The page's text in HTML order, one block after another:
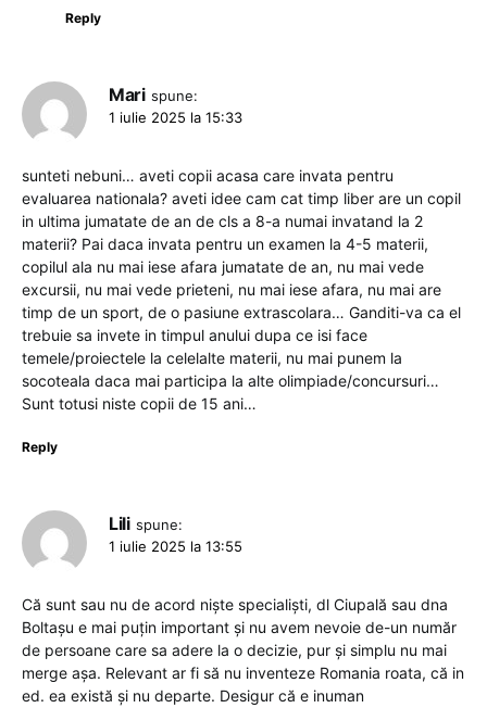
Reply
Mari spune:
1 iulie 2025 la 15:33
sunteti nebuni… aveti copii acasa care invata pentru
evaluarea nationala? aveti idee cam cat timp liber are un copil
in ultima jumatate de an de cls a 8-a numai invatand la 2
materii? Pai daca invata pentru un examen la 4-5 materii,
copilul ala nu mai iese afara jumatate de an, nu mai vede
excursii, nu mai vede prieteni, nu mai iese afara, nu mai are
timp de un sport, de o pasiune extrascolara… Ganditi-va ca el
trebuie sa invete in timpul anului dupa ce isi face
temele/proiectele la celelalte materii, nu mai punem la
socoteala daca mai participa la alte olimpiade/concursuri…
Sunt totusi niste copii de 15 ani…
Reply
Lili spune:
1 iulie 2025 la 13:55
Că sunt sau nu de acord niște specialiști, dl Ciupală sau dna
Boltașu e mai puțin important și nu avem nevoie de-un număr
de persoane care sa adere la o decizie, pur și simplu nu mai
merge așa. Relevant ar fi să nu inventeze Romania roata, că in
ed. ea există și nu departe. Desigur că e inuman